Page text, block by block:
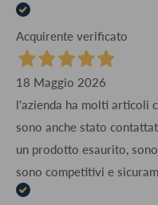
Acquirente verificato
18 Maggio 2026
l'azienda ha molti articoli
sono anche stato
un prodotto esaurito,
sono competitivi e